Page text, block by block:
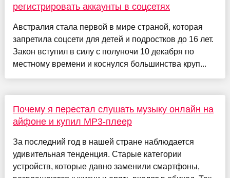
регистрировать аккаунты в соцсетях
Австралия стала первой в мире страной, которая
запретила соцсети для детей и подростков до 16 лет.
Закон вступил в силу с полуночи 10 декабря по
местному времени и коснулся большинства круп...
Почему я перестал слушать музыку онлайн на
айфоне и купил MP3-плеер
За последний год в нашей стране наблюдается
удивительная тенденция. Старые категории
устройств, которые давно заменили смартфоны,